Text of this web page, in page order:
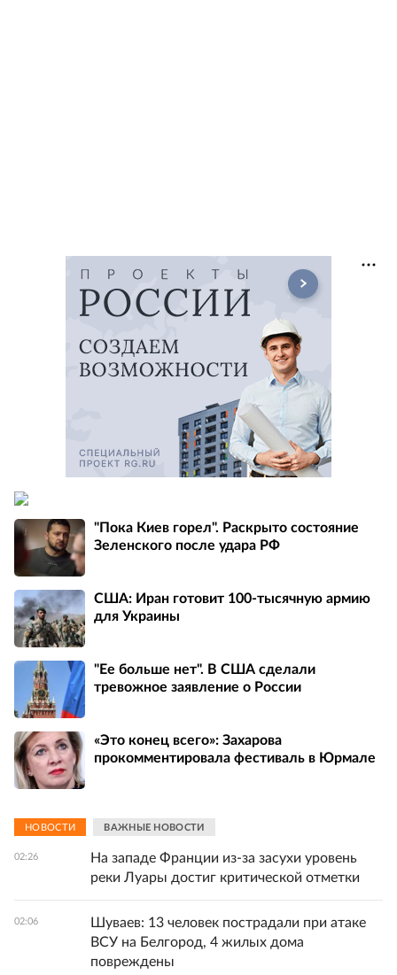
"Пока Киев горел". Раскрыто состояние
Зеленского после удара РФ
США: Иран готовит 100-тысячную армию
для Украины
"Ее больше нет". В США сделали
тревожное заявление о России
«Это конец всего»: Захарова
прокомментировала фестиваль в Юрмале
НОВОСТИ ВАЖНЫЕ НОВОСТИ
02:26
На западе Франции из-за засухи уровень
реки Луары достиг критической отметки
02:06
Шуваев: 13 человек пострадали при атаке
ВСУ на Белгород, 4 жилых дома
повреждены